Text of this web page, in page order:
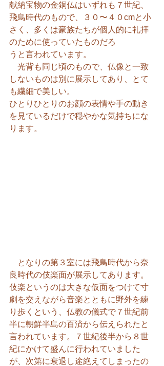
献納宝物の金銅仏はいずれも７世紀、
飛鳥時代のもので、３０〜４０cmと小
さく、多くは豪族たちが個人的に礼拝
のために使っていたものだろ
うと言われています。
光背も同じ頃のもので、仏像と一致
しないものは別に展示してあり、とて
も繊細で美しい。
ひとりひとりのお顔の表情や手の動き
を見ているだけで穏やかな気持ちにな
ります。
となりの第３室には飛鳥時代から奈
良時代の伎楽面が展示してあります。
伎楽というのは大きな仮面をつけて寸
劇を交えながら音楽とともに野外を練
り歩くという、仏教の儀式で７世紀前
半に朝鮮半島の百済から伝えられたと
言われています。７世紀後半から８世
紀にかけて盛んに行われていました
が、次第に衰退し途絶えてしまったの